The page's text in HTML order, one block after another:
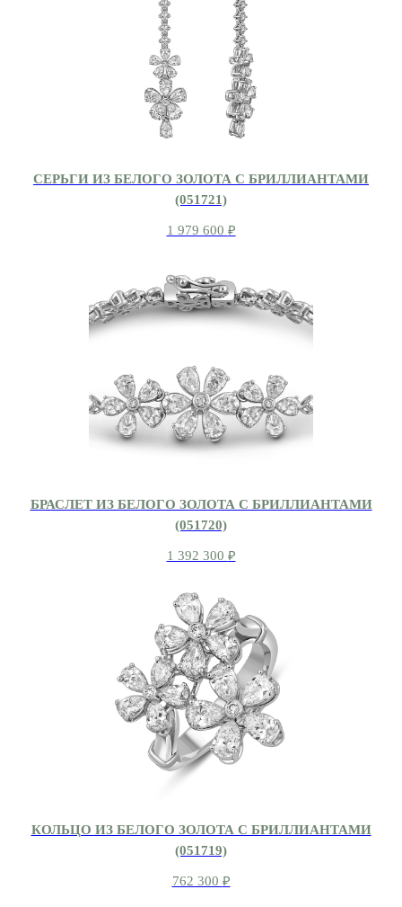
СЕРЬГИ ИЗ БЕЛОГО ЗОЛОТА С БРИЛЛИАНТАМИ
(051721)
1 979 600 ₽
БРАСЛЕТ ИЗ БЕЛОГО ЗОЛОТА С БРИЛЛИАНТАМИ
(051720)
1 392 300 ₽
КОЛЬЦО ИЗ БЕЛОГО ЗОЛОТА С БРИЛЛИАНТАМИ
(051719)
762 300 ₽